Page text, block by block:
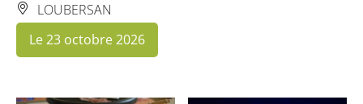
LOUBERSAN
Le 23 octobre 2026